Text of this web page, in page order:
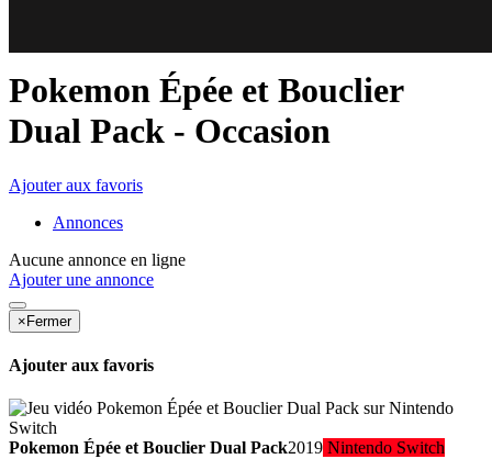
Pokemon Épée et Bouclier
Dual Pack - Occasion
Ajouter aux favoris
Annonces
Aucune annonce en ligne
Ajouter une annonce
× Fermer
Ajouter aux favoris
Pokemon Épée et Bouclier Dual Pack2019 Nintendo Switch